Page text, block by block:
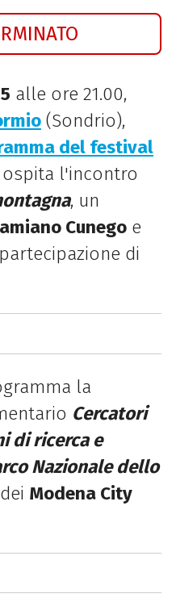
alle ore 21.00,
(Sondrio),
del festival
ospita l'incontro
, un
Cunegoe
di
la
Cercatori
di ricerca e
Nazionale dello
Modena City